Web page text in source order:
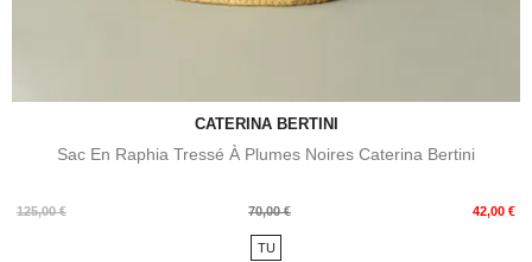
CATERINA BERTINI
Sac En Raphia Tressé À Plumes Noires Caterina Bertini
125,00 €
Prix
70,00 € 42,00 €
Prix
TU